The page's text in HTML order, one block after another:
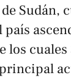
Sudán,
país
los